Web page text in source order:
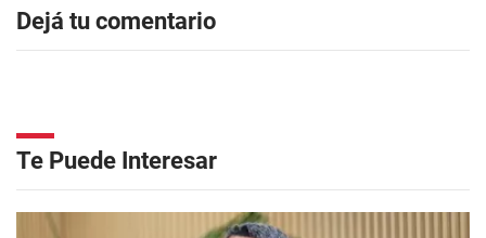
Dejá tu comentario
Te Puede Interesar